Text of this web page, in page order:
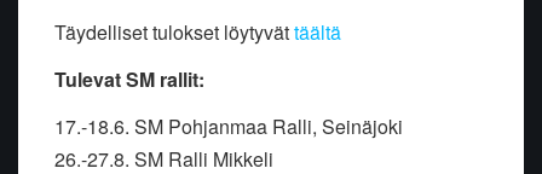
Täydelliset tulokset löytyvättäältä
Tulevat SM rallit:
17.-18.6. SM Pohjanmaa Ralli, Seinäjoki
26.-27.8. SM Ralli Mikkeli